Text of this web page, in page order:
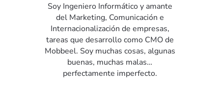
Soy Ingeniero Informático y amante
del Marketing, Comunicación e
Internacionalización de empresas,
tareas que desarrollo como CMO de
Mobbeel. Soy muchas cosas, algunas
buenas, muchas malas…
perfectamente imperfecto.